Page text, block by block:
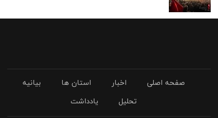
صفحه اصلی اخبار استان ها
بیانیه
تحلیل
یادداشت